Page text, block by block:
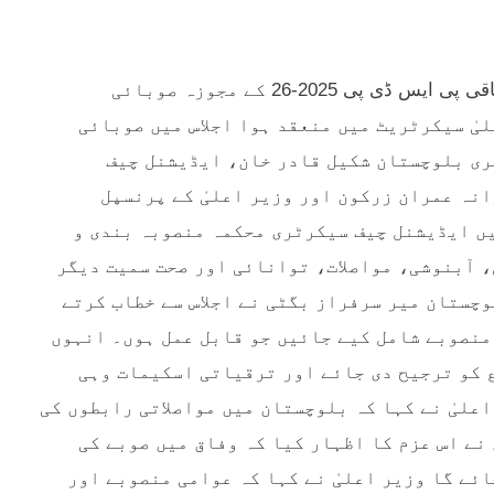
کوئٹہ، 01 مارچ:وزیر اعلیٰ بلوچستان میر سرفراز بگٹی کی زیر صدارت وفاقی پی ایس ڈی پی 2025-26 کے مجوزہ صوبائی
سیکرٹریٹ میں منعقد ہوا اجلاس میں صوبائی
بلوچستان شکیل قادر خان، ایڈیشنل چیف
عمران زرکون اور وزیر اعلیٰ کے پرنسپل
ایڈیشنل چیف سیکرٹری محکمہ منصوبہ بندی و
مواصلات، توانائی اور صحت سمیت دیگر
میر سرفراز بگٹی نے اجلاس سے خطاب کرتے
شامل کیے جائیں جو قابل عمل ہوں۔ انہوں
کو ترجیح دی جائے اور ترقیاتی اسکیمات وہی
نے کہا کہ بلوچستان میں مواصلاتی رابطوں کی
اس عزم کا اظہار کیا کہ وفاق میں صوبے کی
گا وزیر اعلیٰ نے کہا کہ عوامی منصوبے اور